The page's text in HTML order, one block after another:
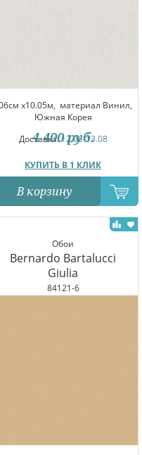
x10.05м, материал Винил,
Южная Корея
Доставка:12.08-13.08
КУПИТЬ В 1 КЛИК
4 400 руб.
В корзину
Обои
Bernardo Bartalucci
Giulia
84121-6